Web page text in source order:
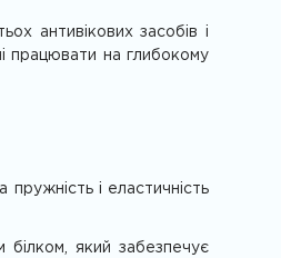
антивікових засобів і
працювати на глибокому
і еластичність
білком, який забезпечує